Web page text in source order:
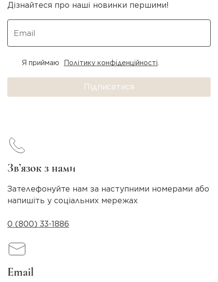
Дізнайтеся про наші новинки першими!
Підписатися
Я приймаю Політику конфіденційності.
Зв’язок з нами
Зателефонуйте нам за наступними номерами або
напишіть у соціальних мережах
0 (800) 33-1886
Email